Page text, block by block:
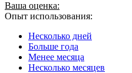
Ваша оценка:
Опыт использования:
Несколько дней
Больше года
Менее месяца
Несколько месяцев